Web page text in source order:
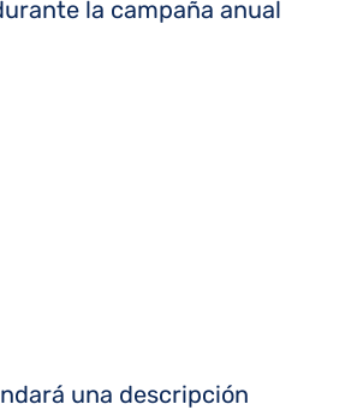
la campaña anual
una descripción